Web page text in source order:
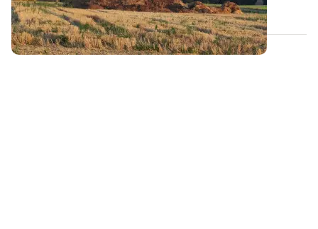
25 MARS 2024